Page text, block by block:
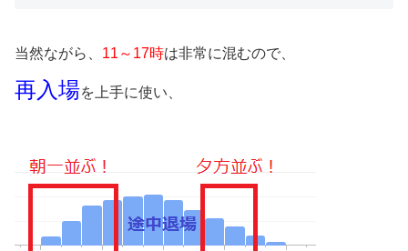
当然ながら、 11～17時は非常に混むので、
再入場を上手に使い、